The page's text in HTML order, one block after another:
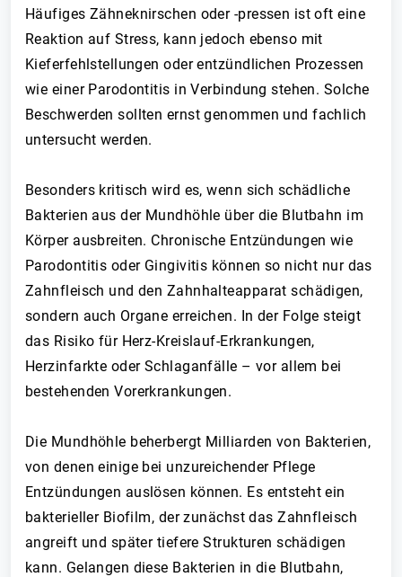
Häufiges Zähneknirschen oder -pressen ist oft eine
Reaktion auf Stress, kann jedoch ebenso mit
Kieferfehlstellungen oder entzündlichen Prozessen
wie einer Parodontitis in Verbindung stehen. Solche
Beschwerden sollten ernst genommen und fachlich
untersucht werden.
Besonders kritisch wird es, wenn sich schädliche
Bakterien aus der Mundhöhle über die Blutbahn im
Körper ausbreiten. Chronische Entzündungen wie
Parodontitis oder Gingivitis können so nicht nur das
Zahnfleisch und den Zahnhalteapparat schädigen,
sondern auch Organe erreichen. In der Folge steigt
das Risiko für Herz-Kreislauf-Erkrankungen,
Herzinfarkte oder Schlaganfälle – vor allem bei
bestehenden Vorerkrankungen.
Die Mundhöhle beherbergt Milliarden von Bakterien,
von denen einige bei unzureichender Pflege
Entzündungen auslösen können. Es entsteht ein
bakterieller Biofilm, der zunächst das Zahnfleisch
angreift und später tiefere Strukturen schädigen
kann. Gelangen diese Bakterien in die Blutbahn,